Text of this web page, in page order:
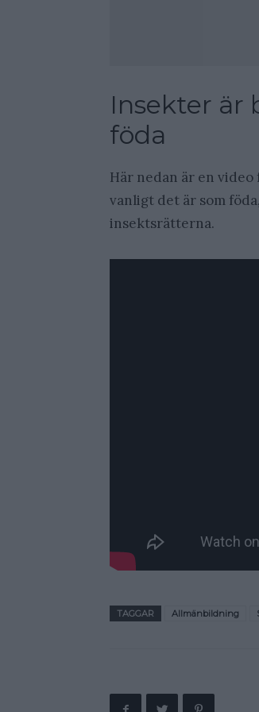
Insekter är
föda
Här nedan är en
vanligt det är som
insektsrätterna.
TAGGAR Allmänbildning